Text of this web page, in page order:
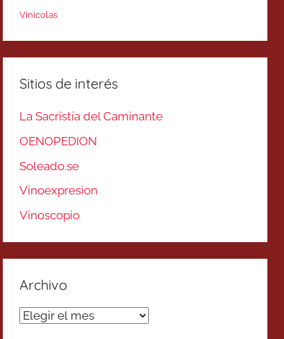
Vinicolas
Sitios de interés
La Sacristía del Caminante
OENOPEDION
Soleado.se
Vinoexpresion
Vinoscopio
Archivo
Archivo